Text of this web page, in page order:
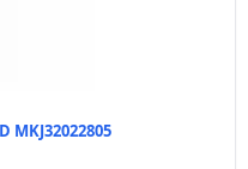
MKJ32022805